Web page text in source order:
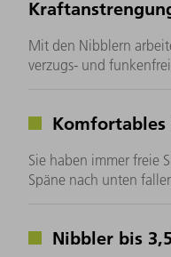
Mit den Nibblern
verzugs- und
Sie haben immer freie
Späne nach unten
Nibbler bis